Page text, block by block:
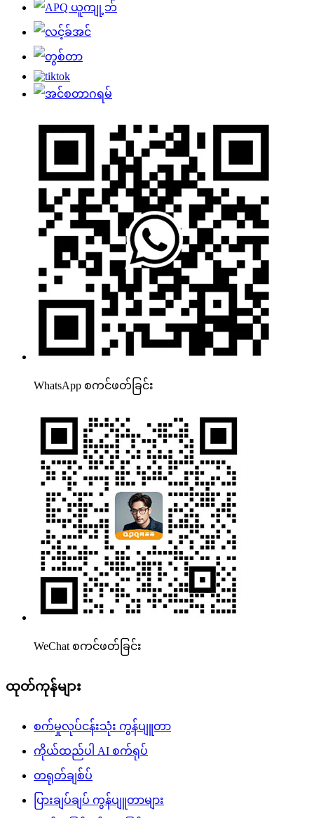
WhatsApp စကင်ဖတ်ခြင်း
WeChat စကင်ဖတ်ခြင်း
ထုတ်ကုန်များ
စက်မှုလုပ်ငန်းသုံး ကွန်ပျူတာ
ကိုယ်ထည်ပါ AI စက်ရုပ်
တရုတ်ချစ်ပ်
ပြားချပ်ချပ် ကွန်ပျူတာများ